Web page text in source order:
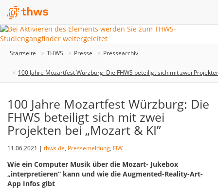
Startseite THWS Presse Pressearchiv
100 Jahre Mozartfest Würzburg: Die FHWS beteiligt sich mit zwei
100 Jahre Mozartfest Würzburg: Die
FHWS beteiligt sich mit zwei
Projekten bei „Mozart & KI”
11.06.2021 | thws.de, Pressemeldung, FIW
Wie ein Computer Musik über die Mozart- Jukebox
„interpretieren“ kann und wie die Augmented-Reality-Art-
App Infos gibt